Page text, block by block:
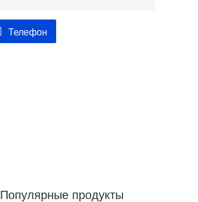
Телефон
Популярные продукты